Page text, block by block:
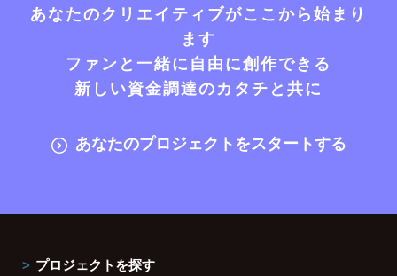
あなたのクリエイティブがここから始まり
ます
ファンと一緒に自由に創作できる
新しい資金調達のカタチと共に
あなたのプロジェクトをスタートする
プロジェクトを探す